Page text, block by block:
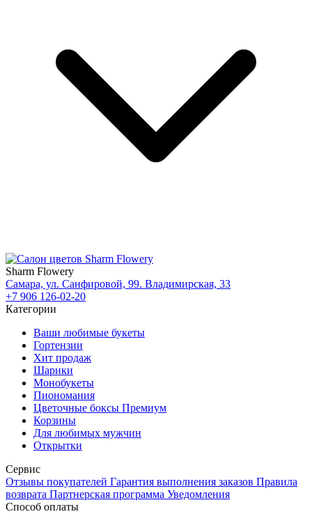
Sharm Flowery
Самара, ул. Санфировой, 99. Владимирская, 33
+7 906 126-02-20
Категории
Ваши любимые букеты
Гортензии
Хит продаж
Шарики
Монобукеты
Пиономания
Цветочные боксы Премиум
Корзины
Для любимых мужчин
Открытки
Сервис
Отзывы покупателей Гарантия выполнения заказов Правила
возврата Партнерская программа Уведомления
Способ оплаты